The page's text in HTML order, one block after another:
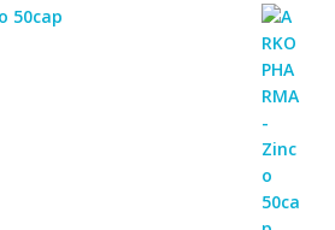
50cap